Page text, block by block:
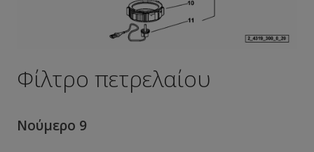
Φίλτρο πετρελαίου
Νούμερο 9